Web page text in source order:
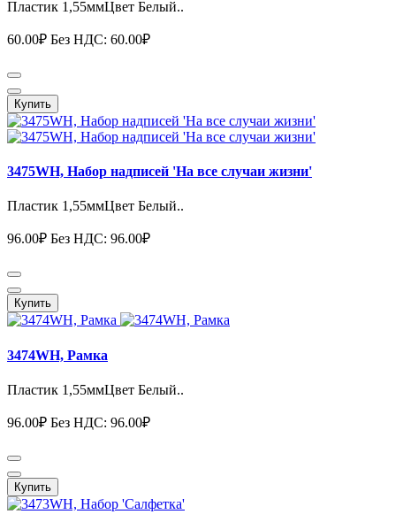
Пластик 1,55ммЦвет Белый..
60.00₽ Без НДС: 60.00₽
Купить
3475WH, Набор надписей 'На все случаи жизни'
Пластик 1,55ммЦвет Белый..
96.00₽ Без НДС: 96.00₽
Купить
3474WH, Рамка
Пластик 1,55ммЦвет Белый..
96.00₽ Без НДС: 96.00₽
Купить